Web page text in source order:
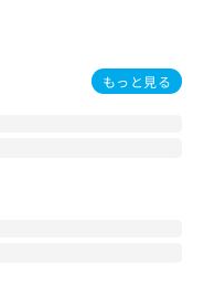
もっと見る